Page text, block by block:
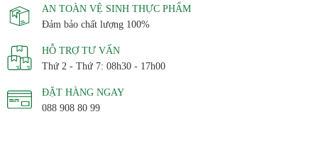
AN TOÀN VỆ SINH THỰC PHẨM
Đảm bảo chất lượng 100%
HỖ TRỢ TƯ VẤN
Thứ 2 - Thứ 7: 08h30 - 17h00
ĐẶT HÀNG NGAY
088 908 80 99